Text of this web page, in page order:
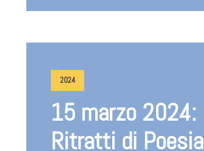
2024
15 marzo 2024:
Ritratti di Poesia